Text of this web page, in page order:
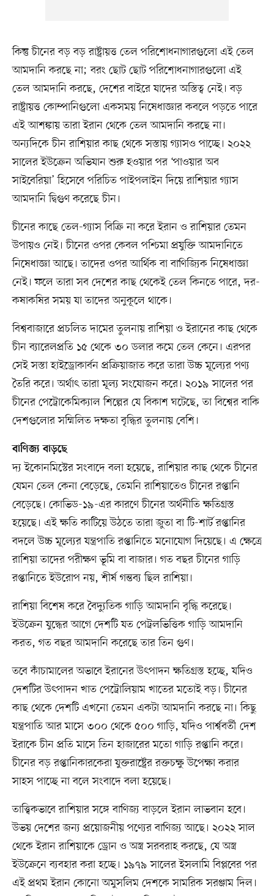
কিন্তু চীনের বড় বড় রাষ্ট্রায়ত্ত তেল পরিশোধনাগারগুলো এই তেল
আমদানি করছে না; বরং ছোট ছোট পরিশোধনাগারগুলো এই
তেল আমদানি করছে, দেশের বাইরে যাদের অস্তিত্ব নেই। বড়
রাষ্ট্রায়ত্ত কোম্পানিগুলো একসময় নিষেধাজ্ঞার কবলে পড়তে পারে
এই আশঙ্কায় তারা ইরান থেকে তেল আমদানি করছে না।
অন্যদিকে চীন রাশিয়ার কাছ থেকে সস্তায় গ্যাসও পাচ্ছে। ২০২২
সালের ইউক্রেন অভিযান শুরু হওয়ার পর ‘পাওয়ার অব
সাইবেরিয়া’ হিসেবে পরিচিত পাইপলাইন দিয়ে রাশিয়ার গ্যাস
আমদানি দ্বিগুণ করেছে চীন।
চীনের কাছে তেল-গ্যাস বিক্রি না করে ইরান ও রাশিয়ার তেমন
উপায়ও নেই। চীনের ওপর কেবল পশ্চিমা প্রযুক্তি আমদানিতে
নিষেধাজ্ঞা আছে। তাদের ওপর আর্থিক বা বাণিজ্যিক নিষেধাজ্ঞা
নেই। ফলে তারা সব দেশের কাছ থেকেই তেল কিনতে পারে, দর-
কষাকষির সময় যা তাদের অনুকূলে থাকে।
বিশ্ববাজারে প্রচলিত দামের তুলনায় রাশিয়া ও ইরানের কাছ থেকে
চীন ব্যারেলপ্রতি ১৫ থেকে ৩০ ডলার কমে তেল কেনে। এরপর
সেই সস্তা হাইড্রোকার্বন প্রক্রিয়াজাত করে তারা উচ্চ মূল্যের পণ্য
তৈরি করে। অর্থাৎ তারা মূল্য সংযোজন করে। ২০১৯ সালের পর
চীনের পেট্রোকেমিক্যাল শিল্পের যে বিকাশ ঘটেছে, তা বিশ্বের বাকি
দেশগুলোর সম্মিলিত দক্ষতা বৃদ্ধির তুলনায় বেশি।
বাণিজ্য বাড়ছে
দ্য ইকোনমিস্টের সংবাদে বলা হয়েছে, রাশিয়ার কাছ থেকে চীনের
যেমন তেল কেনা বেড়েছে, তেমনি রাশিয়াতেও চীনের রপ্তানি
বেড়েছে। কোভিড-১৯-এর কারণে চীনের অর্থনীতি ক্ষতিগ্রস্ত
হয়েছে। এই ক্ষতি কাটিয়ে উঠতে তারা জুতা বা টি-শার্ট রপ্তানির
বদলে উচ্চ মূল্যের যন্ত্রপাতি রপ্তানিতে মনোযোগ দিয়েছে। এ ক্ষেত্রে
রাশিয়া তাদের পরীক্ষণ ভূমি বা বাজার। গত বছর চীনের গাড়ি
রপ্তানিতে ইউরোপ নয়, শীর্ষ গন্তব্য ছিল রাশিয়া।
রাশিয়া বিশেষ করে বৈদ্যুতিক গাড়ি আমদানি বৃদ্ধি করেছে।
ইউক্রেন যুদ্ধের আগে দেশটি যত পেট্রলভিত্তিক গাড়ি আমদানি
করত, গত বছর আমদানি করেছে তার তিন গুণ।
তবে কাঁচামালের অভাবে ইরানের উৎপাদন ক্ষতিগ্রস্ত হচ্ছে, যদিও
দেশটির উৎপাদন খাত পেট্রোলিয়াম খাতের মতোই বড়। চীনের
কাছ থেকে দেশটি এখনো তেমন একটা আমদানি করছে না। কিছু
যন্ত্রপাতি আর মাসে ৩০০ থেকে ৫০০ গাড়ি, যদিও পার্শ্ববর্তী দেশ
ইরাকে চীন প্রতি মাসে তিন হাজারের মতো গাড়ি রপ্তানি করে।
চীনের বড় রপ্তানিকারকেরা যুক্তরাষ্ট্রের রক্তচক্ষু উপেক্ষা করার
সাহস পাচ্ছে না বলে সংবাদে বলা হয়েছে।
তাত্ত্বিকভাবে রাশিয়ার সঙ্গে বাণিজ্য বাড়লে ইরান লাভবান হবে।
উভয় দেশের জন্য প্রয়োজনীয় পণ্যের বাণিজ্য আছে। ২০২২ সাল
থেকে ইরান রাশিয়াকে ড্রোন ও অস্ত্র সরবরাহ করছে, যে অস্ত্র
ইউক্রেনে ব্যবহার করা হচ্ছে। ১৯৭৯ সালের ইসলামি বিপ্লবের পর
এই প্রথম ইরান কোনো অমুসলিম দেশকে সামরিক সরঞ্জাম দিল।